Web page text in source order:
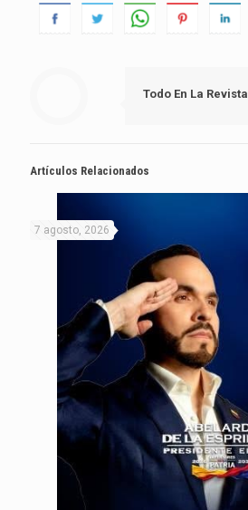
Todo En La Revista
Artículos Relacionados
7 agosto, 2026